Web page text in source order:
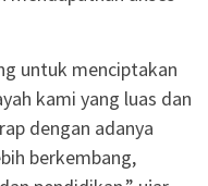
untuk menciptakan
kami yang luas dan
dengan adanya
berkembang,